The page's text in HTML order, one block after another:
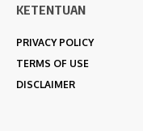
KETENTUAN
PRIVACY POLICY
TERMS OF USE
DISCLAIMER